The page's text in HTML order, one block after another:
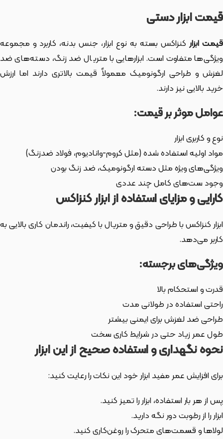
قیمت ابزار دستی
قیمت ابزار کنزاکس بسته به نوع ابزار، جنس بدنه، کاربرد و مجموعه
ویژگی‌ها متفاوت است. ابزارهایی با متریال ضد زنگ، دسته‌های ضد
لغزش و طراحی ارگونومیک معمولاً قیمت بالاتری دارند اما ارزش
خرید بالایی نیز دارند.
عوامل موثر بر قیمت:
نوع و کاربری ابزار
مواد اولیه استفاده شده (مثل کروم-وانادیوم، فولاد ضدزنگ)
ویژگی‌های ویژه مثل دسته ارگونومیک، ضد زنگ بودن
وجود ست‌های کامل چند عددی
کارایی و مزایای استفاده از ابزار کنزاکس
ابزار کنزاکس با طراحی دقیق و متریال با کیفیت، راندمان کاری بالایی به
کاربر می‌دهد.
ویژگی‌های برجسته:
قدرت و استحکام بالا
راحتی استفاده در طولانی مدت
طراحی ضد لغزش برای ایمنی بیشتر
طول عمر زیاد حتی در شرایط کاری سخت
نحوه نگهداری و استفاده صحیح از این ابزار
برای افزایش عمر مفید ابزار خود این نکات را رعایت کنید:
پس از هر بار استفاده، ابزار را تمیز کنید.
ابزار را از رطوبت دور نگه دارید.
لولاها و قسمت‌های متحرک را روغن‌کاری کنید.